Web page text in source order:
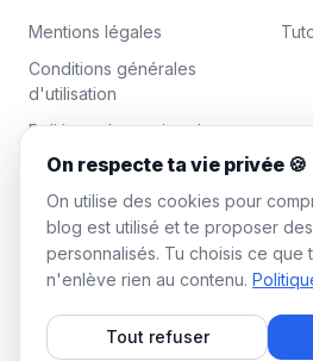
Mentions légales
Conditions générales
d'utilisation
Politique de gestion des
données
Gérer les cookies
WAALAXY
Plan Team Waalaxy
On respecte ta vie privée 🍪
On utilise des cookies pour
blog est utilisé et te proposer
personnalisés. Tu choisis ce que
n'enlève rien au contenu.
Tout refuser